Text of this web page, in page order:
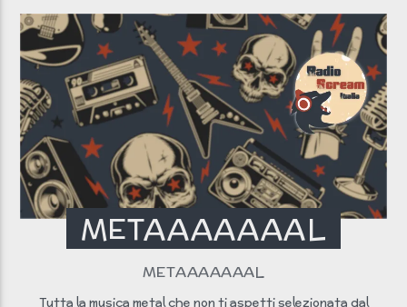
METAAAAAAAL
METAAAAAAAL
Tutta la musica metal che non ti aspetti selezionata dal